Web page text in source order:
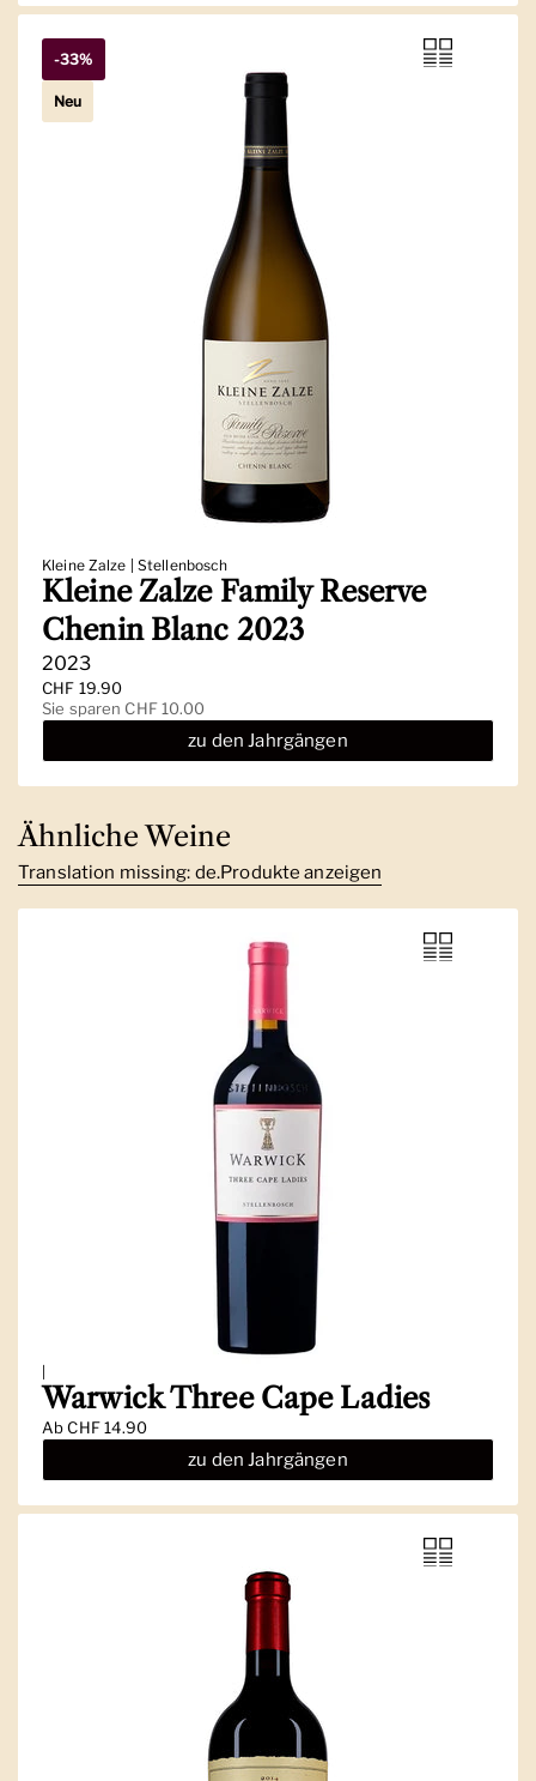
Kleine Zalze | Stellenbosch
Kleine Zalze Family Reserve
Chenin Blanc 2023
2023
Regulärer Preis
CHF 19.90
Sale-Preis
Sie sparen CHF 10.00
zu den Jahrgängen
-33%
Neu
Ähnliche Weine
Translation missing: de.Produkte anzeigen
|
Warwick Three Cape Ladies
AbCHF 14.90
zu den Jahrgängen